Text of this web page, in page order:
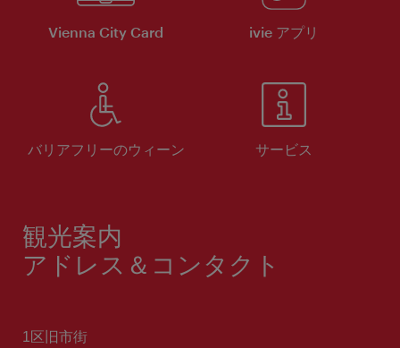
Vienna City Card ivie アプリ
バリアフリーのウィーン サービス
観光案内
アドレス＆コンタクト
1区旧市街